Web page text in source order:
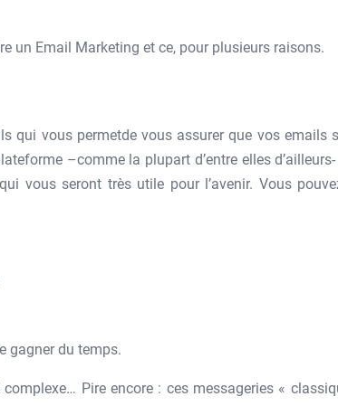
un Email Marketing et ce, pour plusieurs raisons.
qui vous permetde vous assurer que vos emails
–comme la plupart d’entre elles
vous seront très utile pour l’avenir. Vous
gagner du temps.
Pire encore : ces messageries «